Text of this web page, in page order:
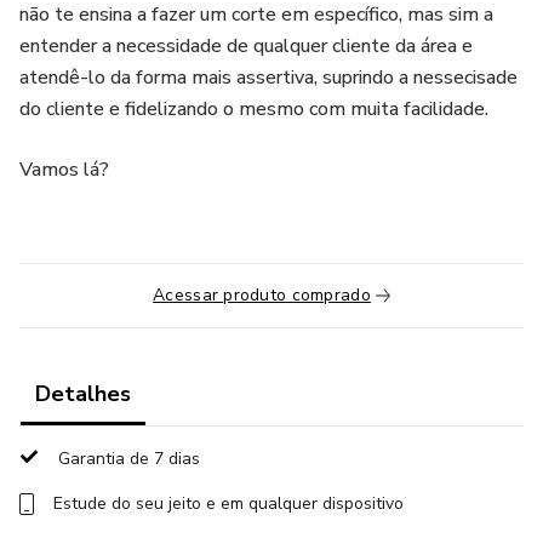
não te ensina a fazer um corte em específico, mas sim a
entender a necessidade de qualquer cliente da área e
atendê-lo da forma mais assertiva, suprindo a nessecisade
do cliente e fidelizando o mesmo com muita facilidade.
Vamos lá?
Acessar produto comprado
Detalhes
Garantia de 7 dias
Estude do seu jeito e em qualquer dispositivo